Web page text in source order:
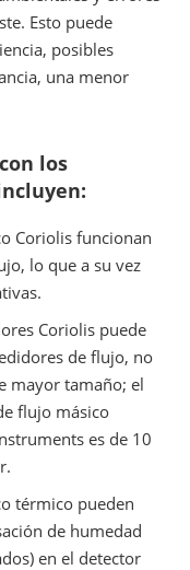
Esto puede
posibles
una menor
los
Coriolis funcionan
lo que a su vez
Coriolis puede
de flujo, no
mayor tamaño; el
flujo másico
es de 10
térmico pueden
de humedad
en el detector